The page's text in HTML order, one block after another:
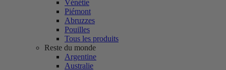
Vénétie
Piémont
Abruzzes
Pouilles
Tous les produits
Reste du monde
Argentine
Australie